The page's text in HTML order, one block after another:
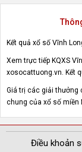
Kết quả xổ số Vĩnh
Xem trực tiếp KQXS
xosocattuong.vn. Kết
Giá trị các giải thưởng
chung của xổ số miền
Điều khoản